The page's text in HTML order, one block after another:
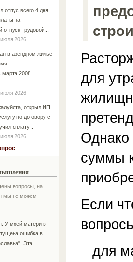
отпус всего 4 дня
на
трудовой...
2026
в арендном жилье
марта 2008
2026
открыл ИП
по договору с
оплату...
2026
вопросы, на
мы не можем
У моей матери в
ошибка в
Эта...
для
Однако
суммы
Если
для